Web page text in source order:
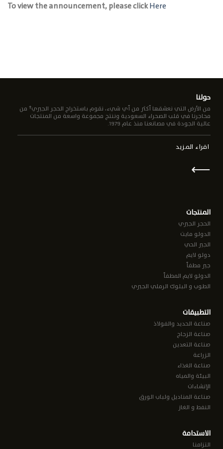
To view the announcement, please clickHere
حولنا
من الأرض التي نعشقها أكثر من أي شيء، نقوم باستخراج الحجر الجيري† من
محاجرنا في قلب الصحراء السعودية وننتج مجموعة واسعة من المنتجات
عالية الجودة في مصانعنا منذ عام 1979.
اقراء المزيد
⟵
المنتجات
الحجر الجيري
الدولو مايت
الجير الحي
دولو لايم
جير مطفأ
الدولو لايم المطفأ
الطوب و البلوك الرملي الجيري
التطبيقات
صناعة الحديد والفولاذ
صناعة الزجاج
صناعة التعدين
الزراعة
صناعة الغذاء
البيئة والمياه
الإنشاءات
صناعة المناديل ولباب الورق
النفط و الغاز
الاستدامة
التزامنا